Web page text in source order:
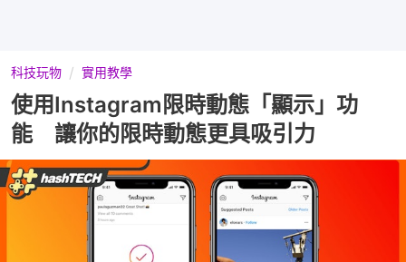
科技玩物 實用教學
使用Instagram限時動態「顯示」功
能 讓你的限時動態更具吸引力